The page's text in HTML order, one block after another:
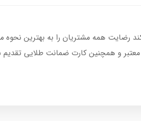
رضایت همه مشتریان را به بهترین
و همچنین کارت ضمانت طلایی